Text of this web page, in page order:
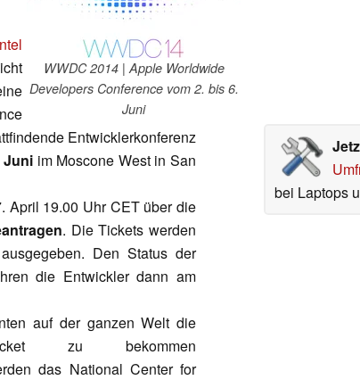
WWDC 2014 | Apple Worldwide
Developers Conference vom 2. bis 6.
Juni
bei Laptops
Entwicklerkonferenz
Juniim Moscone West in San
April 19.00 Uhr CET über die
. Die Tickets werden
Den Status der
die Entwickler dann am
auf der ganzen Welt die
zu bekommen
das National Center for